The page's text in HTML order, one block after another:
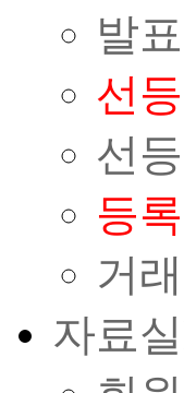
발
선
선
등
거
자료실